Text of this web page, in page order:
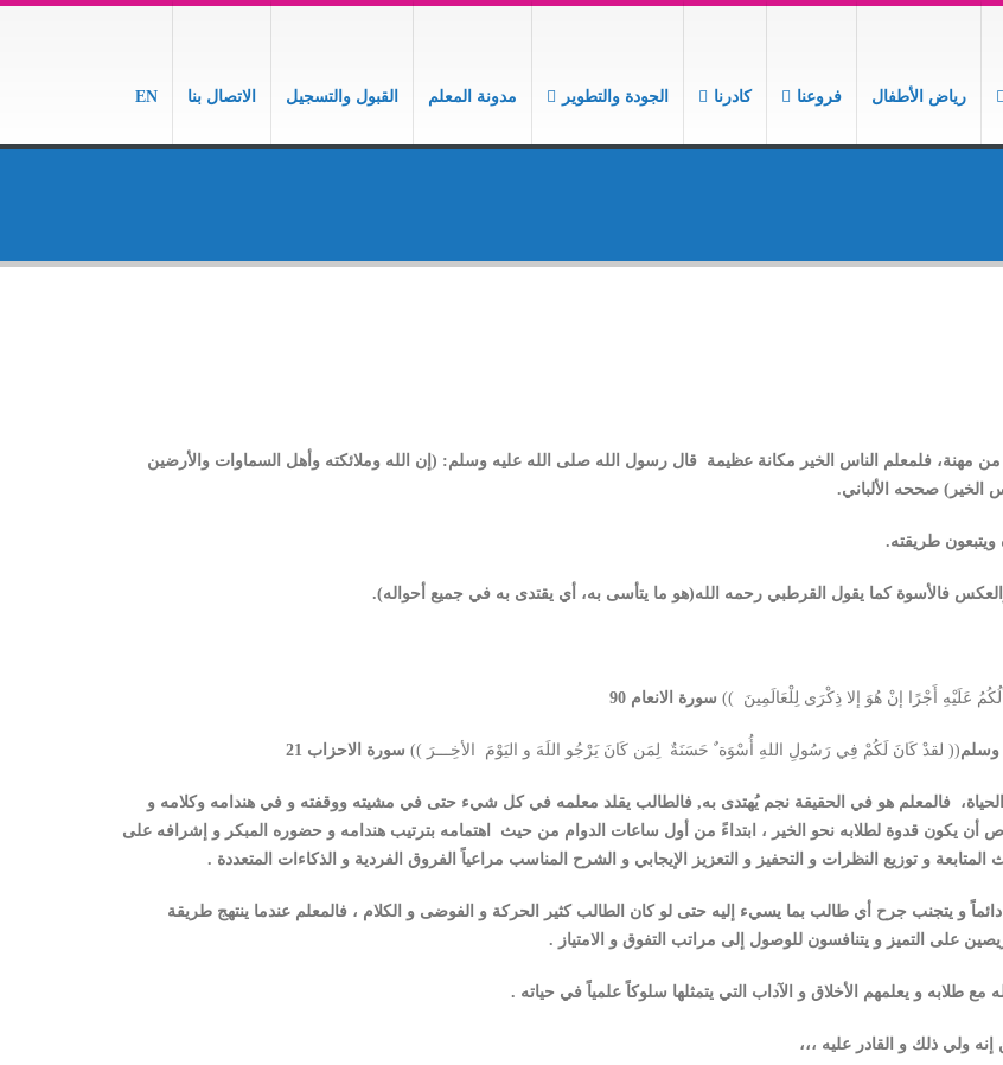
رياض الأطفال فروعنا كادرنا الجودة والتطوير مدونة المعلم القبول والتسجيل الاتصال بنا EN
من مهنة، فلمعلم الناس الخير مكانة عظيمة قال رسول الله صلى الله عليه وسلم: (إن الله وملائكته وأهل السماوات والأرضين
صححه الألباني.
طريقته.
فالأسوة كما يقول القرطبي رحمه الله(هو ما يتأسى به، أي يقتدى به في جميع أحواله).
عَلَيْهِ أَجْرًا إنْ هُوَ إلا ذِكْرَى لِلْعَالَمِينَ )) سورة الانعام 90
وسلم(( لقدْ كَانَ لَكُمْ فِي رَسُولِ اللهِ أُسْوَة ٌ حَسَنَةٌ لِمَن كَانَ يَرْجُو اللَهَ و اليَوْمَ الأخِـــرَ )) سورة الاحزاب 21
الحياة، فالمعلم هو في الحقيقة نجم يُهتدى به, فالطالب يقلد معلمه في كل شيء حتى في مشيته ووقفته و في هندامه وكلامه و
أن يكون قدوة لطلابه نحو الخير ، ابتداءً من أول ساعات الدوام من حيث اهتمامه بترتيب هندامه و حضوره المبكر و إشرافه على
و توزيع النظرات و التحفيز و التعزيز الإيجابي و الشرح المناسب مراعياً الفروق الفردية و الذكاءات المتعددة .
دائماً و يتجنب جرح أي طالب بما يسيء إليه حتى لو كان الطالب كثير الحركة و الفوضى و الكلام ، فالمعلم عندما ينتهج طريقة
على التميز و يتنافسون للوصول إلى مراتب التفوق و الامتياز .
طلابه و يعلمهم الأخلاق و الآداب التي يتمثلها سلوكاً علمياً في حياته .
ولي ذلك و القادر عليه ،،،